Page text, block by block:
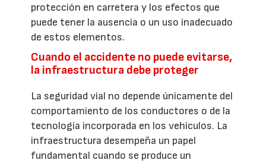
protección en carretera y los efectos que
puede tener la ausencia o un uso inadecuado
de estos elementos.
Cuando el accidente no puede evitarse,
la infraestructura debe proteger
La seguridad vial no depende únicamente del
comportamiento de los conductores o de la
tecnología incorporada en los vehículos. La
infraestructura desempeña un papel
fundamental cuando se produce un